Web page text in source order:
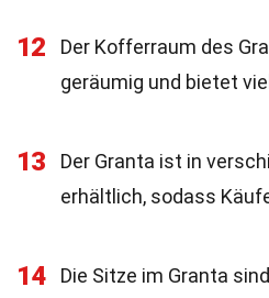
12
Der Kofferraum des
geräumig und bietet
13
Der Granta ist in
erhältlich, sodass
14
Die Sitze im Granta